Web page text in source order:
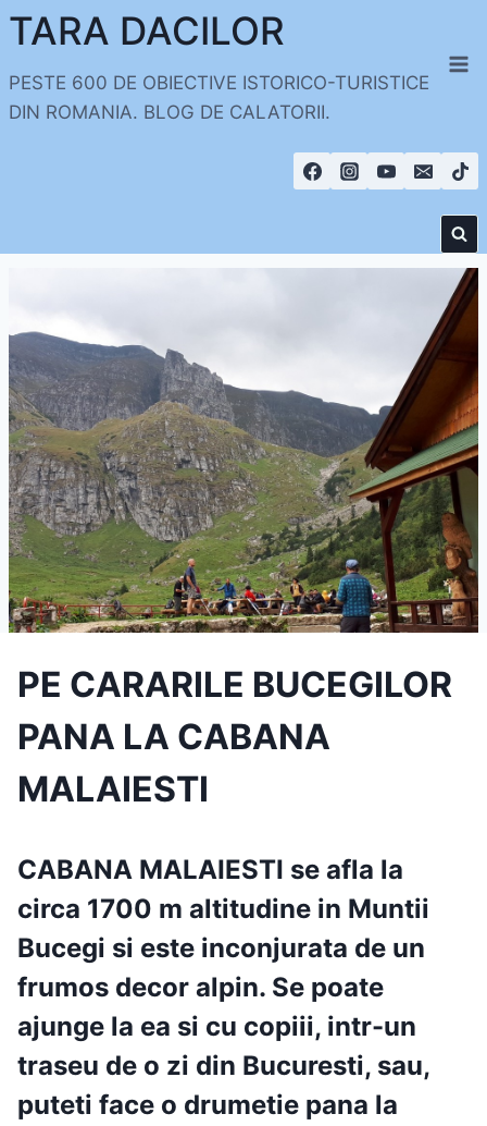
Skip
content
TARA DACILOR
PESTE 600 DE OBIECTIVE ISTORICO-TURISTICE
DIN ROMANIA. BLOG DE CALATORII.
PE CARARILE BUCEGILOR
PANA LA CABANA
MALAIESTI
CABANA MALAIESTI se afla la
circa 1700 m altitudine in Muntii
Bucegi si este inconjurata de un
frumos decor alpin. Se poate
ajunge la ea si cu copiii, intr-un
traseu de o zi din Bucuresti, sau,
puteti face o drumetie pana la